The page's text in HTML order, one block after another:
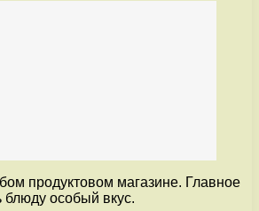
продуктовом магазине. Главное
особый вкус.